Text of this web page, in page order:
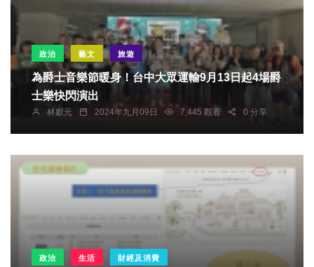
政治 藝文 旅遊
為爵士音樂節暖身！台中大眾運輸9月13日起4場爵
士樂快閃演出
林獻元 2024年九月09日 7,445 觀看 0 分享
政治 生活 財經及消費